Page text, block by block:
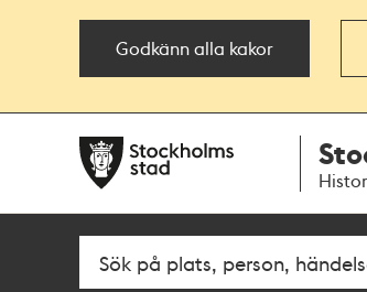
Godkänn alla kakor
navigationen
huvudinnehållet
Fritextsök